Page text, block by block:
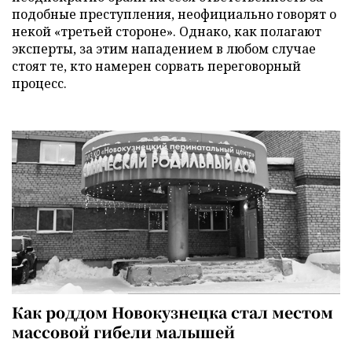
подобные преступления, неофициально говорят о
некой «третьей стороне». Однако, как полагают
эксперты, за этим нападением в любом случае
стоят те, кто намерен сорвать переговорный
процесс.
Как роддом Новокузнецка стал местом
массовой гибели малышей